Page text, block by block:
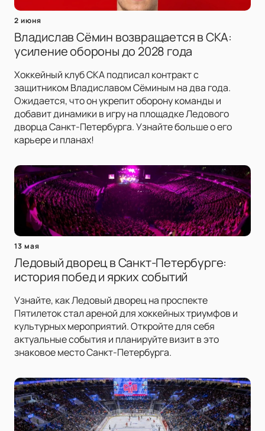
2 июня
Владислав Сёмин возвращается в СКА:
усиление обороны до 2028 года
Хоккейный клуб СКА подписал контракт с
защитником Владиславом Сёминым на два года.
Ожидается, что он укрепит оборону команды и
добавит динамики в игру на площадке Ледового
дворца Санкт-Петербурга. Узнайте больше о его
карьере и планах!
13 мая
Ледовый дворец в Санкт-Петербурге:
история побед и ярких событий
Узнайте, как Ледовый дворец на проспекте
Пятилеток стал ареной для хоккейных триумфов и
культурных мероприятий. Откройте для себя
актуальные события и планируйте визит в это
знаковое место Санкт-Петербурга.